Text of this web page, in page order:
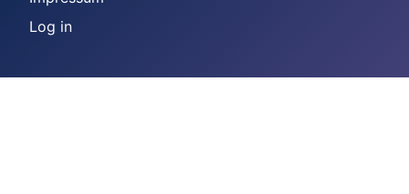
Log in